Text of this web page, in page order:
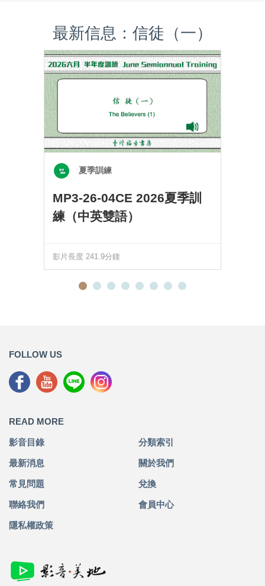
最新信息：信徒（一）
夏季訓練
MP3-26-04CE 2026夏季訓
練（中英雙語）
影片長度 241.9分鐘
FOLLOW US
READ MORE
影音目錄 分類索引
最新消息 關於我們
常見問題 兌換
聯絡我們 會員中心
隱私權政策